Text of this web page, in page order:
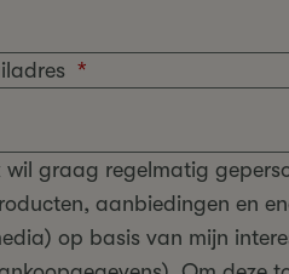
wil graag regelmatig
aanbiedingen en
op basis van mijn